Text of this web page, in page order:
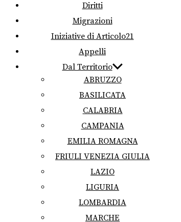
Diritti
Migrazioni
Iniziative di Articolo21
Appelli
Dal Territorio
ABRUZZO
BASILICATA
CALABRIA
CAMPANIA
EMILIA ROMAGNA
FRIULI VENEZIA GIULIA
LAZIO
LIGURIA
LOMBARDIA
MARCHE